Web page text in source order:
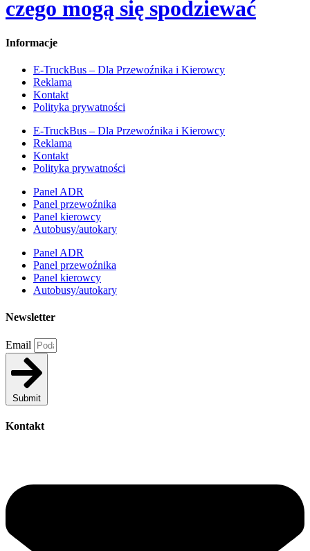
czego mogą się spodziewać
Informacje
E-TruckBus – Dla Przewoźnika i Kierowcy
Reklama
Kontakt
Polityka prywatności
E-TruckBus – Dla Przewoźnika i Kierowcy
Reklama
Kontakt
Polityka prywatności
Panel ADR
Panel przewoźnika
Panel kierowcy
Autobusy/autokary
Panel ADR
Panel przewoźnika
Panel kierowcy
Autobusy/autokary
Newsletter
Email
Submit
Kontakt